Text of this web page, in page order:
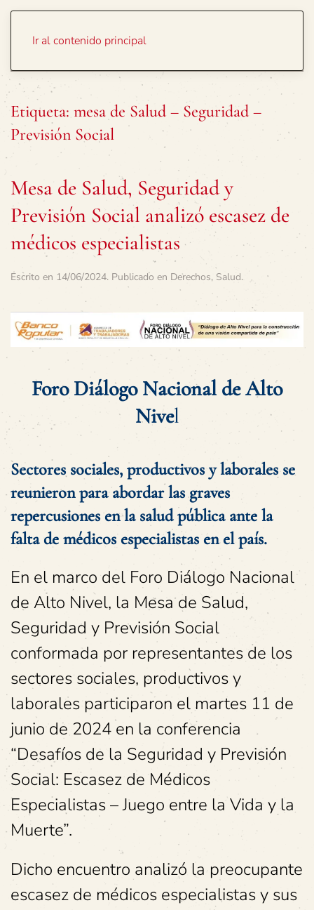
Ir al contenido principal
Etiqueta: mesa de Salud – Seguridad –
Previsión Social
Mesa de Salud, Seguridad y
Previsión Social analizó escasez de
médicos especialistas
Escrito en 14/06/2024. Publicado en Derechos, Salud.
Foro Diálogo Nacional de Alto
Nivel
Sectores sociales, productivos y laborales se
reunieron para abordar las graves
repercusiones en la salud pública ante la
falta de médicos especialistas en el país.
En el marco del Foro Diálogo Nacional
de Alto Nivel, la Mesa de Salud,
Seguridad y Previsión Social
conformada por representantes de los
sectores sociales, productivos y
laborales participaron el martes 11 de
junio de 2024 en la conferencia
“Desafíos de la Seguridad y Previsión
Social: Escasez de Médicos
Especialistas – Juego entre la Vida y la
Muerte”.
Dicho encuentro analizó la preocupante
escasez de médicos especialistas y sus